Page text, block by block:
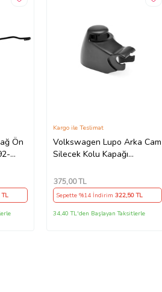
Ön
TL
Volkswagen Lupo Arka Cam
Silecek Kolu Kapağı
Model Arası Araçlara
Uyumlu
Kargo ile Teslimat
375,00 TL
Sepette %14 İndirim322,50 TL
34,40 TL'den Başlayan Taksitlerle